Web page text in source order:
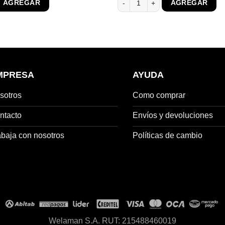
es:
$ 8.346.
AGREGAR
era:
$ 7.110.
es:
$ 4.622.
AGREGAR
con nosotros
AYUDA
Como comprar
Envíos y devoluciones
Políticas de cambio
Welaman S.A. RUT: 215488460019